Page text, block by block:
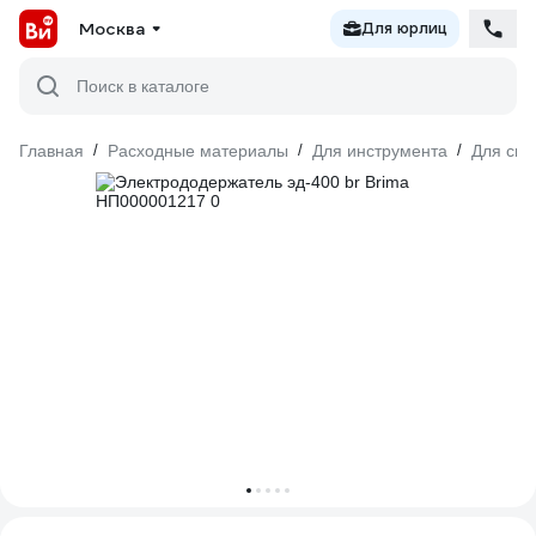
Москва Для юрлиц
Поиск в каталоге
Главная / Расходные материалы / Для инструмента / Для